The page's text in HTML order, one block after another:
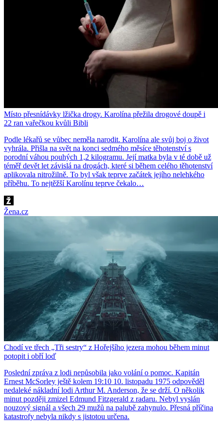
Místo přesnídávky lžička drogy. Karolína přežila drogové doupě i
22 ran vařečkou kvůli Bibli
Podle lékařů se vůbec neměla narodit. Karolína ale svůj boj o život
vyhrála. Přišla na svět na konci sedmého měsíce těhotenství s
porodní váhou pouhých 1,2 kilogramu. Její matka byla v té době už
téměř devět let závislá na drogách, které si během celého těhotenství
aplikovala nitrožilně. To byl však teprve začátek jejího nelehkého
příběhu. To nejtěžší Karolínu teprve čekalo…
Žena.cz
Chodí ve třech „Tři sestry“ z Hořejšího jezera mohou během minut
potopit i obří loď
Poslední zpráva z lodi nepůsobila jako volání o pomoc. Kapitán
Ernest McSorley ještě kolem 19:10 10. listopadu 1975 odpověděl
nedaleké nákladní lodi Arthur M. Anderson, že se drží. O několik
minut později zmizel Edmund Fitzgerald z radaru. Nebyl vyslán
nouzový signál a všech 29 mužů na palubě zahynulo. Přesná příčina
katastrofy nebyla nikdy s jistotou určena.